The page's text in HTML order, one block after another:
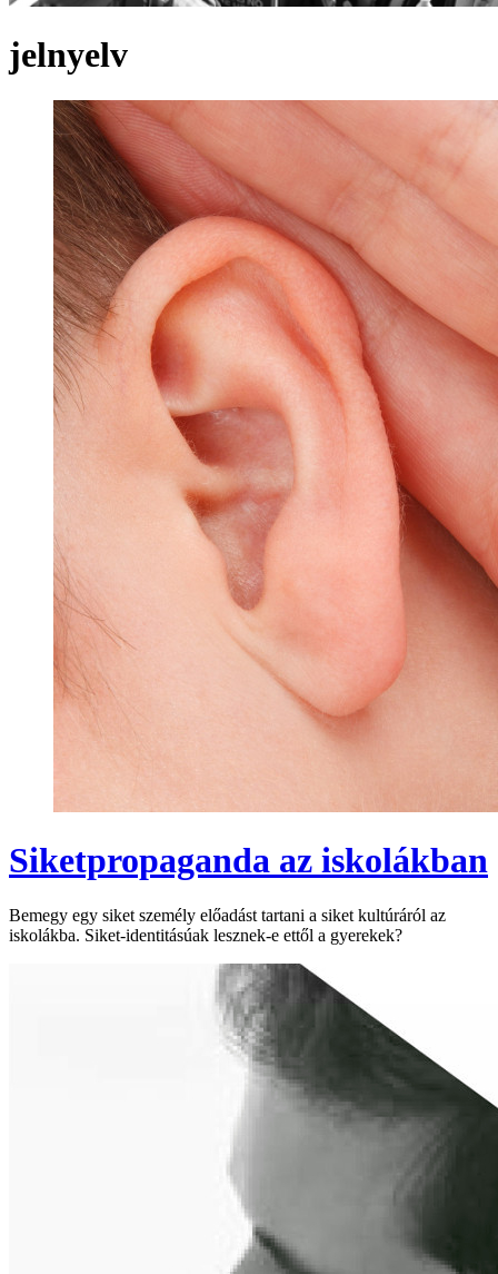
jelnyelv
Siketpropaganda az iskolákban
Bemegy egy siket személy előadást tartani a siket kultúráról az
iskolákba. Siket-identitásúak lesznek-e ettől a gyerekek?